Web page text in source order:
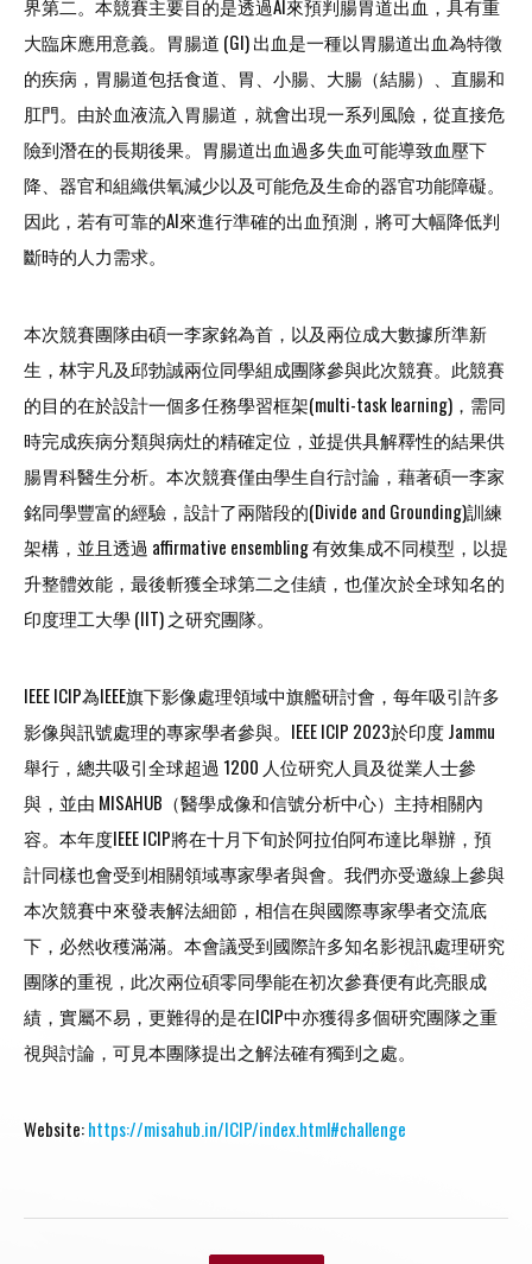
界第二。本競賽主要目的是透過AI來預判腸胃道出血，具有重
大臨床應用意義。胃腸道 (GI) 出血是一種以胃腸道出血為特徵
的疾病，胃腸道包括食道、胃、小腸、大腸（結腸）、直腸和
肛門。由於血液流入胃腸道，就會出現一系列風險，從直接危
險到潛在的長期後果。胃腸道出血過多失血可能導致血壓下
降、器官和組織供氧減少以及可能危及生命的器官功能障礙。
因此，若有可靠的AI來進行準確的出血預測，將可大幅降低判
斷時的人力需求。
本次競賽團隊由碩一李家銘為首，以及兩位成大數據所準新
生，林宇凡及邱勃誠兩位同學組成團隊參與此次競賽。此競賽
的目的在於設計一個多任務學習框架(multi-task learning)，需同
時完成疾病分類與病灶的精確定位，並提供具解釋性的結果供
腸胃科醫生分析。本次競賽僅由學生自行討論，藉著碩一李家
銘同學豐富的經驗，設計了兩階段的(Divide and Grounding)訓練
架構，並且透過 affirmative ensembling 有效集成不同模型，以提
升整體效能，最後斬獲全球第二之佳績，也僅次於全球知名的
印度理工大學 (IIT) 之研究團隊。
IEEE ICIP為IEEE旗下影像處理領域中旗艦研討會，每年吸引許多
影像與訊號處理的專家學者參與。IEEE ICIP 2023於印度 Jammu
舉行，總共吸引全球超過 1200 人位研究人員及從業人士參
與，並由 MISAHUB（醫學成像和信號分析中心）主持相關內
容。本年度IEEE ICIP將在十月下旬於阿拉伯阿布達比舉辦，預
計同樣也會受到相關領域專家學者與會。我們亦受邀線上參與
本次競賽中來發表解法細節，相信在與國際專家學者交流底
下，必然收穫滿滿。本會議受到國際許多知名影視訊處理研究
團隊的重視，此次兩位碩零同學能在初次參賽便有此亮眼成
績，實屬不易，更難得的是在ICIP中亦獲得多個研究團隊之重
視與討論，可見本團隊提出之解法確有獨到之處。
Website:https://misahub.in/ICIP/index.html#challenge